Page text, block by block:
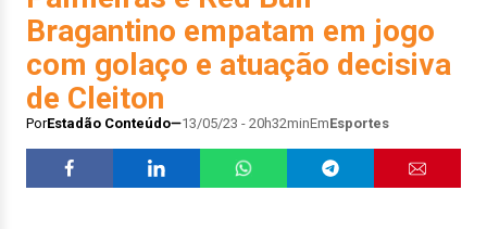
Bragantino empatam em jogo
com golaço e atuação decisiva
de Cleiton
PorEstadão Conteúdo 13/05/23 - 20h32minEmEsportes